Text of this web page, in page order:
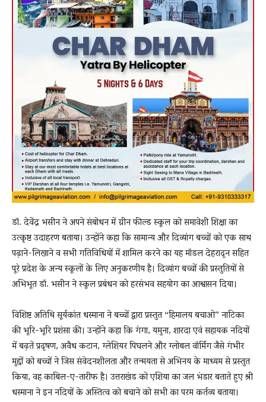
डॉ. देवेंद्र भसीन ने अपने संबोधन में ग्रीन फील्ड स्कूल को समावेशी शिक्षा का
उत्कृष्ट उदाहरण बताया। उन्होंने कहा कि सामान्य और दिव्यांग बच्चों को एक साथ
पढ़ाने-लिखाने व सभी गतिविधियों में शामिल करने का यह मॉडल देहरादून सहित
पूरे प्रदेश के अन्य स्कूलों के लिए अनुकरणीय है। दिव्यांग बच्चों की प्रस्तुतियों से
अभिभूत डॉ. भसीन ने स्कूल प्रबंधन को हरसंभव सहयोग का आश्वासन दिया।
विशिष्ट अतिथि सूर्यकांत धस्माना ने बच्चों द्वारा प्रस्तुत “हिमालय बचाओ” नाटिका
की भूरि-भूरि प्रशंसा की। उन्होंने कहा कि गंगा, यमुना, शारदा एवं सहायक नदियों
में बढ़ते प्रदूषण, अवैध कटान, ग्लेशियर पिघलने और ग्लोबल वॉर्मिंग जैसे गंभीर
मुद्दों को बच्चों ने जिस संवेदनशीलता और तन्मयता से अभिनय के माध्यम से प्रस्तुत
किया, वह काबिल-ए-तारीफ है। उत्तराखंड को एशिया का जल भंडार बताते हुए श्री
धस्माना ने इन नदियों के अस्तित्व को बचाने को सभी का परम कर्तव्य बताया।